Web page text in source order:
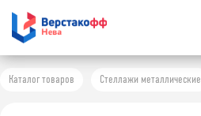
Каталог товаров Стеллажи металлические